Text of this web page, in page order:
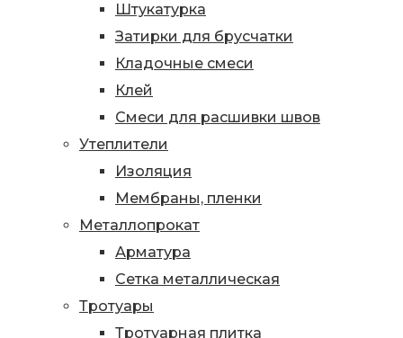
Штукатурка
Затирки для брусчатки
Кладочные смеси
Клей
Смеси для расшивки швов
Утеплители
Изоляция
Мембраны, пленки
Металлопрокат
Арматура
Сетка металлическая
Тротуары
Тротуарная плитка